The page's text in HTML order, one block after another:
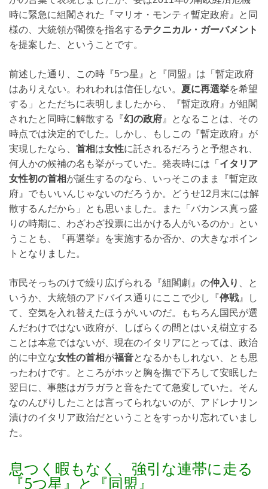
時に緊急に組閣された『マリオ・モンティ暫定政府』と同
様の、大統領が閣僚を指名するテクニカル・ガーバメント
を提案した、ということです。
前述した通り、この時『5つ星』と『同盟』は「暫定政府
はありえない。われわれは信任しない。 夏に再選挙を希望
する」とただちに表明しましたから、『暫定政府』が組閣
されたと同時に解散する『幻の政府 』となることは、その
時点では決定的でした。しかし、もしこの『暫定政府』が
実現したなら、 首相は女性に託されるだろうと予想され、
何人かの候補の名も挙がっていた。発表時には「 イタリア
女性初の首相が誕生するのなら、いっそこのまま『暫定政
府』でもいいんじゃないのだろうか。どうせ12月末には解
散するんだから」とも思いました。また「バカンス真っ盛
りの時期に、わざわざ投票に出かける人がいるのか」とい
うことも、『再選挙』を実施するか否か、の大きなポイン
トとなりました。
市民そっちのけで繰り広げられる『組閣劇』の仲入り
、と
いうか、大統領のアドバイス通りにここで少し『停戦』し
て、空気を入れ替えたほうがいいのだ。もちろん国民が選
んだわけではない政府が、しばらくの間とはいえ樹立する
ことは本意ではないが、現在のイタリアにとっては、政治
的に中立な女性の首相が福音となるかもしれない、とも思
ったわけです。ところがホッと胸を撫で下ろして安眠した
翌日に、事態はガラガラと音をたてて急変していた。そん
なのんびりしたことは言ってられないのが、アドレナリン
漬けのイタリア政治だということをすっかり忘れていまし
た。
息つく暇もなく、強引な連帯に走る
『5つ星』と『同盟』